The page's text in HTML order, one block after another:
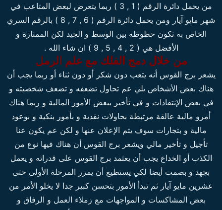
من يحمل دائرة الرقم ( 1 , 3 ) ربما يتعرض لبعض المتاعب في
شهر مايو آيار ومن يحمل دائرة الرقم ( 6 , 7 , 8 ) بالرقم السري
الخاص به تكون حظوظه بين الوسط و الجيد لكن الممتازة و
الأفضل هي ( 2 , 4 , 5 , 9 ) ان شاء الله .
من خلال دمج الفلك مع علم الرمل
يشعر برج القوس أنه يتعب دون شكر أو دون ثناء أو ربما يجب أن
هناك بعض الأشخاص يلي عم تحاول تضعفه و تضعف شخصيته و
في بعض الإنتقادات و في تأخير ببعض الأمور المالية و ربما هناك
أمرو مالية عالقة مرتبطة بحاولات نقدية و بأمور بنكية و بوعود
مالية و بتجارات سوف يتم الإعلان عنها و لكن عم يكون عنا
تأجيل و تأخير مالي ويشعر برج القوس أن هناك فيها نوع من
الكذب أو الخداع يجب أن يعتمد برج القوس على قدراته و يعمل
بجهد و بصمت أيضا لكي يستطيع أن يمرر المرحلة الأولى حتى
عشرين مايو آيار ثم تبدأ الأمور بتحسن كبير جدا لا يخلو الأمر من
بعض المشاكسات و المواجهات مع زملاء العمل و الرفاق و